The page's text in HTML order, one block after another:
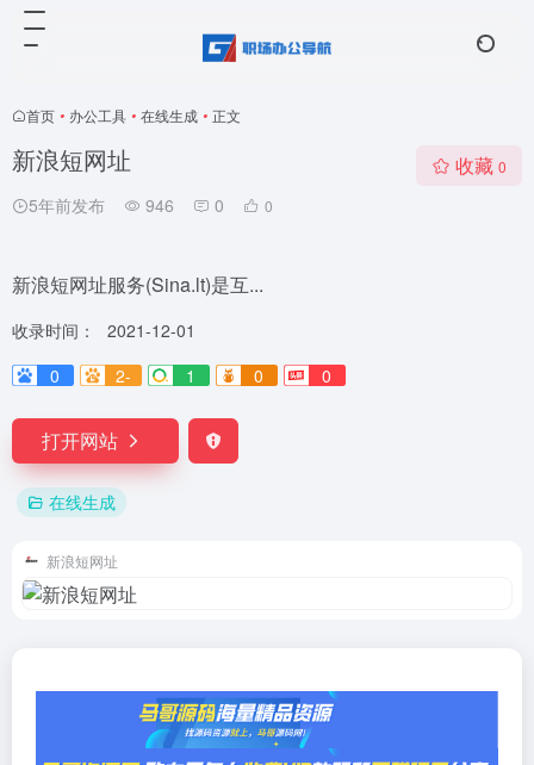
首页 • 办公工具 • 在线生成 • 正文
新浪短网址
5年前发布 946 0 0
收藏 0
新浪短网址服务(Sina.lt)是互...
收录时间：
2021-12-01
0
2- 1 0 0
打开网站
在线生成
新浪短网址